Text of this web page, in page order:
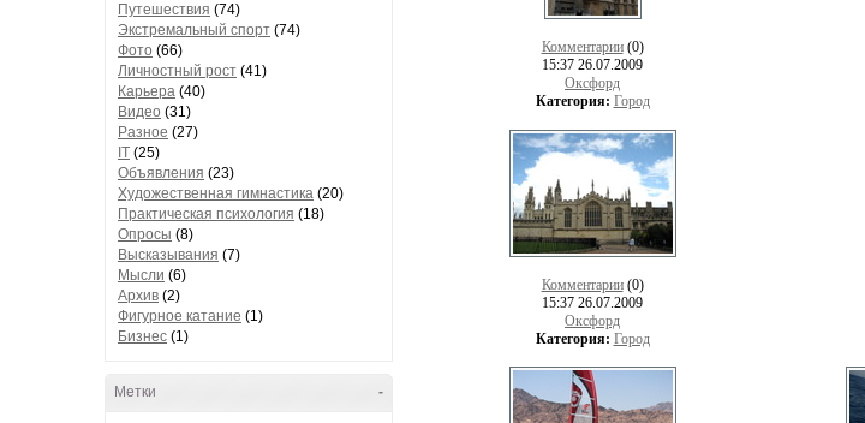
Путешествия (74)
Экстремальный спорт (74)
Фото (66)
Личностный рост (41)
Карьера (40)
Видео (31)
Разное (27)
IT (25)
Объявления (23)
Художественная гимнастика (20)
Практическая психология (18)
Опросы (8)
Высказывания (7)
Мысли (6)
Архив (2)
Фигурное катание (1)
Бизнес (1)
-
Метки
Комментарии(0)
15:37 26.07.2009
Оксфорд
Категория: Город
Комментарии(0)
15:37 26.07.2009
Оксфорд
Категория: Город